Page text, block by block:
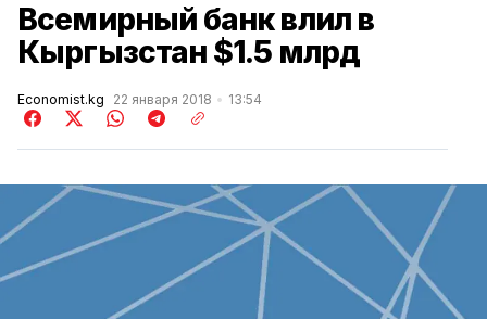
Всемирный банк влил в
Кыргызстан $1.5 млрд
Economist.kg 22 января 2018 13:54